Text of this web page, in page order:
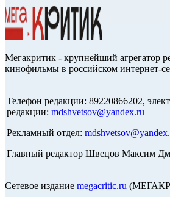
Мегакритик - крупнейший агрегатор
кинофильмы в российском интернет-
Телефон редакции: 89220866202,
редакции: mdshvetsov@yandex.ru
Рекламный отдел:
Главный редактор Швецов Максим
Сетевое издание megacritic.ru